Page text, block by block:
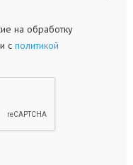
на обработку
с политикой